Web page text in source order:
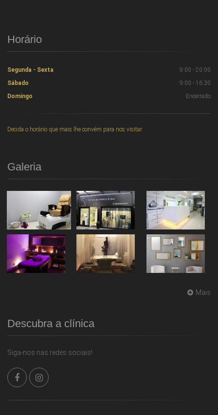
Horário
Segunda - Sexta
9:00 - 20:00
Sábado
9:00 - 16:30
Domingo
Encerrado
Decida o horário que mais lhe convém para nos visitar.
Galeria
Mais
Descubra a clínica
Siga-nos nas redes sociais!